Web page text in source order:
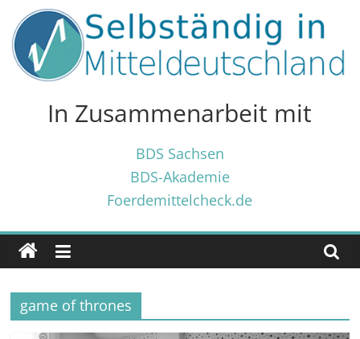
Inhalt
springen
Selbständig
Mitteldeutschland
Tricks
✓
für
und
Gründer
In Zusammenarbeit mit
BDS Sachsen
BDS-Akademie
Foerdemittelcheck.de
game of thrones